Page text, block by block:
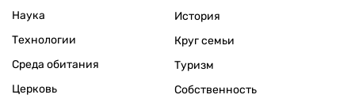
Наука
Технологии
Среда обитания
Церковь
История
Круг семьи
Туризм
Собственность